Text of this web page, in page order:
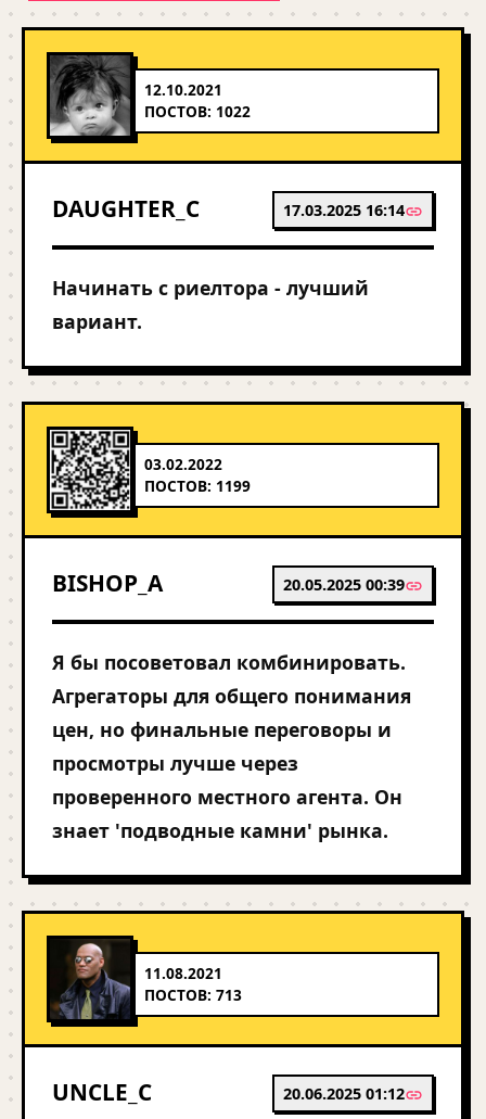
12.10.2021
ПОСТОВ: 1022
DAUGHTER_C 17.03.2025 16:14
Начинать с риелтора - лучший
вариант.
03.02.2022
ПОСТОВ: 1199
BISHOP_A 20.05.2025 00:39
Я бы посоветовал комбинировать.
Агрегаторы для общего понимания
цен, но финальные переговоры и
просмотры лучше через
проверенного местного агента. Он
знает 'подводные камни' рынка.
11.08.2021
ПОСТОВ: 713
UNCLE_C 20.06.2025 01:12